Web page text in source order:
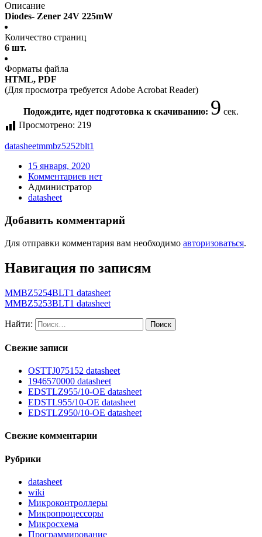
Описание
Diodes- Zener 24V 225mW
Количество страниц
6 шт.
Форматы файла
HTML, PDF
(Для просмотра требуется Adobe Acrobat Reader)
Подождите, идет подготовка к скачиванию: 9 сек.
Просмотрено: 219
datasheetmmbz5252blt1
15 января, 2020
Комментариев нет
Администратор
datasheet
Добавить комментарий
Для отправки комментария вам необходимо авторизоваться.
Навигация по записям
MMBZ5254BLT1 datasheet
MMBZ5253BLT1 datasheet
Найти:
Свежие записи
OSTTJ075152 datasheet
1946570000 datasheet
EDSTLZ955/10-OE datasheet
EDSTL955/10-OE datasheet
EDSTLZ950/10-OE datasheet
Свежие комментарии
Рубрики
datasheet
wiki
Микроконтроллеры
Микропроцессоры
Микросхема
Программирование